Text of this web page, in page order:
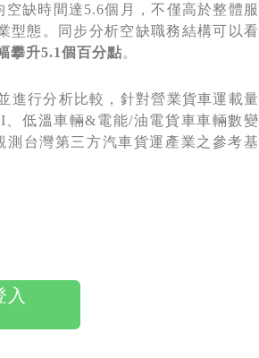
缺時間達5.6個月，不僅高於整體服
型態。同步分析空缺職務結構可以看
攀升5.1個百分點。
進行分析比較，針對營業貨車運載量
低溫車輛&電能/油電貨車車輛數變
台灣第三方汽車貨運產業之參考基
入